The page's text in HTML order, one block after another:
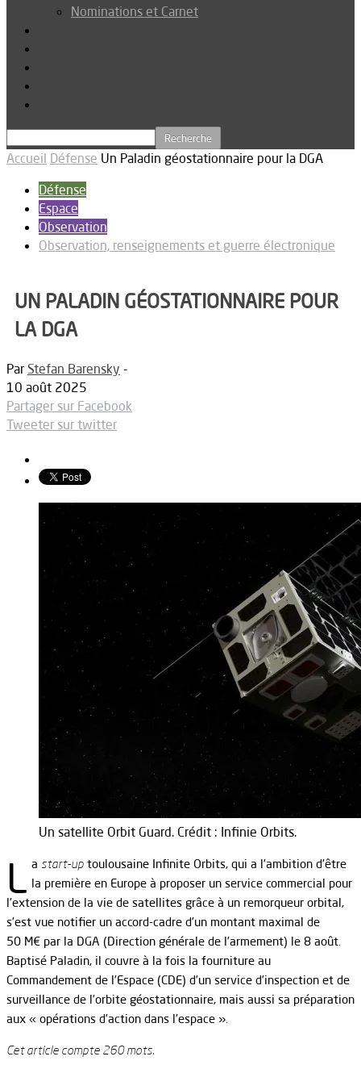
Nominations et Carnet
Accueil Défense Un Paladin géostationnaire pour la DGA
Défense
Espace
Observation
Observation, renseignements et guerre électronique
UN PALADIN GÉOSTATIONNAIRE POUR
LA DGA
Par Stefan Barensky -
10 août 2025
Partager sur Facebook
Tweeter sur twitter
Un satellite Orbit Guard. Crédit : Infinie Orbits.
L a start-uptoulousaine Infinite Orbits, qui a l’ambition d’être
la première en Europe à proposer un service commercial pour
l’extension de la vie de satellites grâce à un remorqueur orbital,
s’est vue notifier un accord-cadre d’un montant maximal de
50 M€ par la DGA (Direction générale de l’armement) le 8 août.
Baptisé Paladin, il couvre à la fois la fourniture au
Commandement de l’Espace (CDE) d’un service d’inspection et de
surveillance de l’orbite géostationnaire, mais aussi sa préparation
aux « opérations d’action dans l’espace ».
Cet article compte 260 mots.